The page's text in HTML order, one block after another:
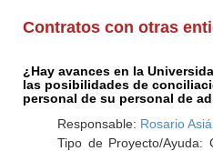
Contratos con otras
¿Hay avances en la
las posibilidades de
personal de su personal de
Responsable: Rosario
Tipo de Proyecto/Ayuda: